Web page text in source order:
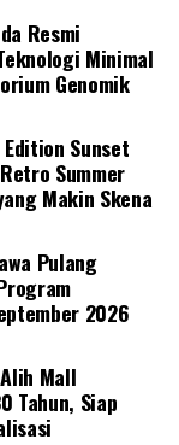
Resmi
Minimal
Genomik
Sunset
Summer
Makin Skena
Pulang
2026
Mall
Tahun, Siap